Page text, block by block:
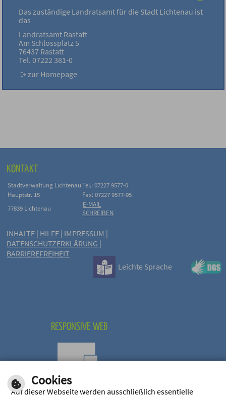
Das zuständige Landratsamt für die Stadt Lichtenau ist
das
Landratsamt Rastatt
Am Schlossplatz 5
76437 Rastatt
Tel. 07222 381-0
zur Homepage
KONTAKT
Stadtverwaltung Lichtenau Tel.: 07227 9577-0
Hauptstr. 15
Fax: 07227 9577-95
77839 Lichtenau
E-MAIL
SCHREIBEN
INHALTE | HILFE | IMPRESSUM |
DATENSCHUTZERKLÄRUNG |
BARRIEREFREIHEIT
Leichte Sprache
RESPONSIVE WEB
Optimiert für mobile
Cookies
Auf dieser Webseite werden ausschließlich essentielle